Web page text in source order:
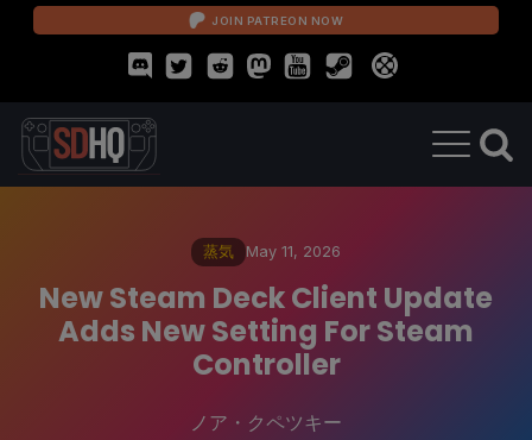
JOIN PATREON NOW
蒸気 May 11, 2026
New Steam Deck Client Update
Adds New Setting For Steam
Controller
ノア・クペツキー